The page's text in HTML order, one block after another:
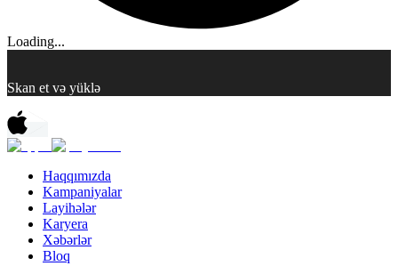
Loading...
Skan et və yüklə
Haqqımızda
Kampaniyalar
Layihələr
Karyera
Xəbərlər
Bloq